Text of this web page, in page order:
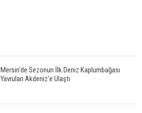
Mersin'de Sezonun İlk Deniz Kaplumbağası
Yavruları Akdeniz'e Ulaştı